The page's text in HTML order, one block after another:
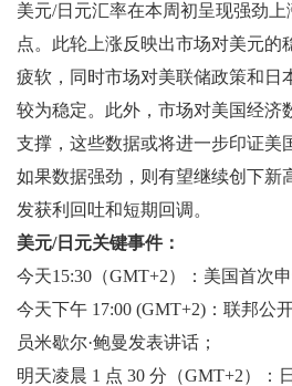
美元/日元汇率在本周初呈现强劲
点。此轮上涨反映出市场对美元的
疲软，同时市场对美联储政策和日
较为稳定。此外，市场对美国经济
支撑，这些数据或将进一步印证美
如果数据强劲，则有望继续创下新
发获利回吐和短期回调。
美元/日元关键事件：
今天15:30（GMT+2）：美国首次
今天下午 17:00 (GMT+2)：联邦公
员米歇尔·鲍曼发表讲话；
明天凌晨 1 点 30 分（GMT+2）：